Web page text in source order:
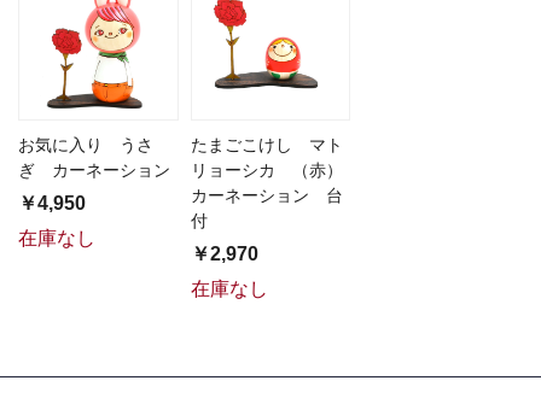
お気に入り うさ
ぎ カーネーション
￥4,950
在庫なし
たまごこけし マト
リョーシカ （赤）
カーネーション 台
付
￥2,970
在庫なし